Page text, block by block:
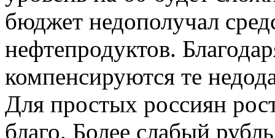
бюджет недополучал
нефтепродуктов.
компенсируются те
Для простых россиян
благо. Более слабый